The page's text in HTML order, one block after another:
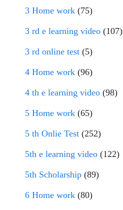
3 Home work (75)
3 rd e learning video (107)
3 rd online test (5)
4 Home work (96)
4 th e learning video (98)
5 Home work (65)
5 th Onlie Test (252)
5th e learning video (122)
5th Scholarship (89)
6 Home work (80)